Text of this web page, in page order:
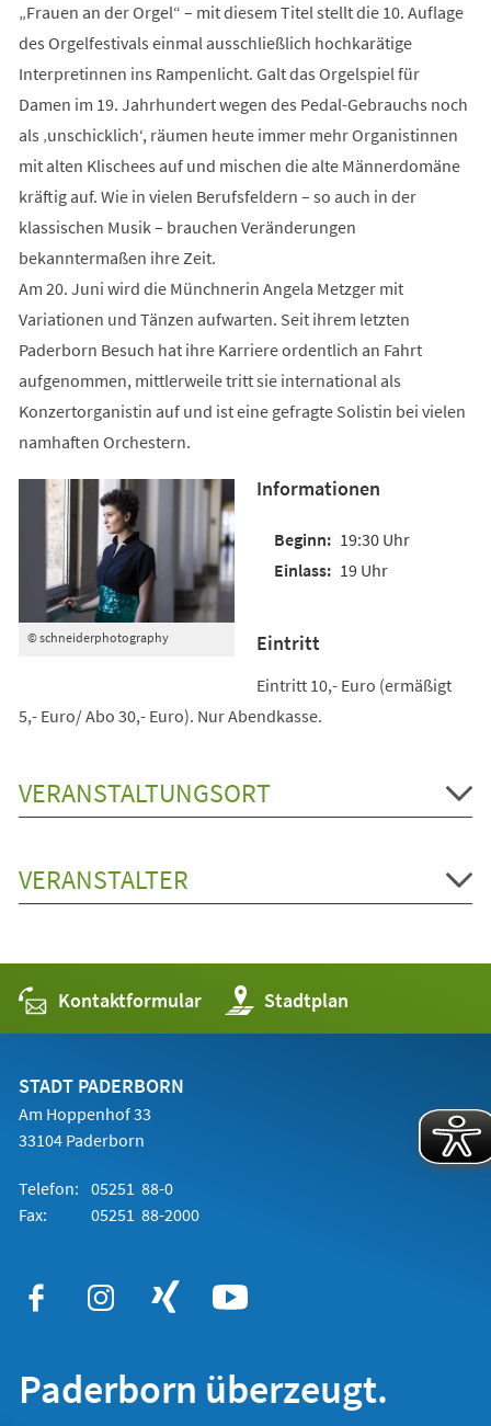
„Frauen an der Orgel“ – mit diesem Titel stellt die 10. Auflage
des Orgelfestivals einmal ausschließlich hochkarätige
Interpretinnen ins Rampenlicht. Galt das Orgelspiel für
Damen im 19. Jahrhundert wegen des Pedal-Gebrauchs noch
als ‚unschicklich‘, räumen heute immer mehr Organistinnen
mit alten Klischees auf und mischen die alte Männerdomäne
kräftig auf. Wie in vielen Berufsfeldern – so auch in der
klassischen Musik – brauchen Veränderungen
bekanntermaßen ihre Zeit.
Am 20. Juni wird die Münchnerin Angela Metzger mit
Variationen und Tänzen aufwarten. Seit ihrem letzten
Paderborn Besuch hat ihre Karriere ordentlich an Fahrt
aufgenommen, mittlerweile tritt sie international als
Konzertorganistin auf und ist eine gefragte Solistin bei vielen
namhaften Orchestern.
© schneiderphotography
Informationen
19:30 Uhr
19 Uhr
Eintritt
Eintritt 10,- Euro (ermäßigt
5,- Euro/ Abo 30,- Euro). Nur Abendkasse.
VERANSTALTUNGSORT
VERANSTALTER
Kontaktformular Stadtplan
(Öffnet
in
einem
STADT PADERBORN
Am Hoppenhof 33
33104 Paderborn
Telefon: 05251 88-0
Fax:
05251 88-2000
Paderborn überzeugt.